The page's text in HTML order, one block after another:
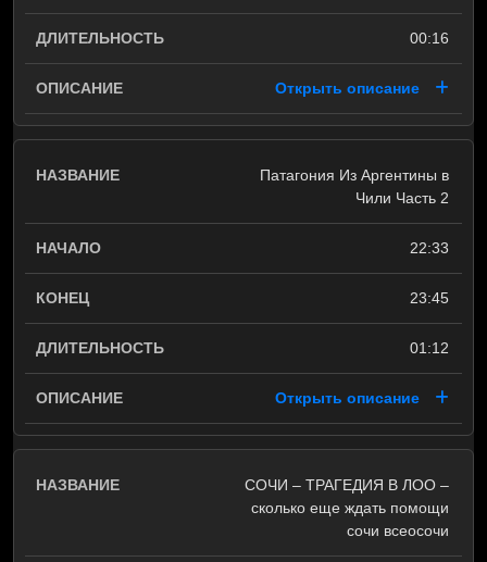
00:16
Открыть описание
Патагония Из Аргентины в
Чили Часть 2
22:33
23:45
01:12
Открыть описание
СОЧИ – ТРАГЕДИЯ В ЛОО –
сколько еще ждать помощи
сочи всеосочи